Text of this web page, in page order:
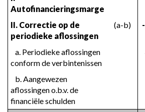
Autofinancieringsmarge
II. Correctie op de
periodieke aflossingen
(a-b)
conform de verbintenissen
aflossingen o.b.v. de
financiële schulden